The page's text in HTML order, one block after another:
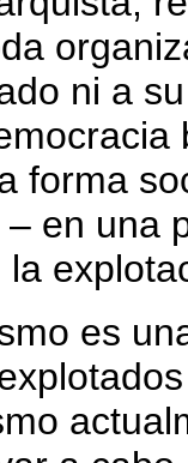
ni a
forma
en una
es